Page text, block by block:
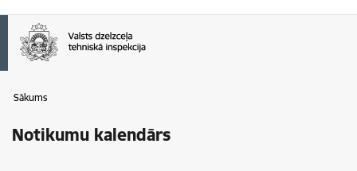
Sākums
Notikumu kalendārs